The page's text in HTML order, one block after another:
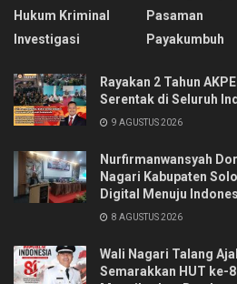
Hukum Kriminal
Investigasi
Pasaman
Payakumbuh
Rayakan 2 Tahun
Serentak di Seluruh
9 AGUSTUS 2026
Nurfirmanwansyah
Nagari Kabupaten
Digital Menuju
8 AGUSTUS 2026
Wali Nagari Talang
Semarakkan HUT ke-